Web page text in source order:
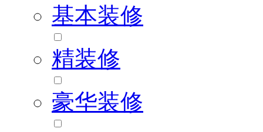
基本装修
精装修
豪华装修